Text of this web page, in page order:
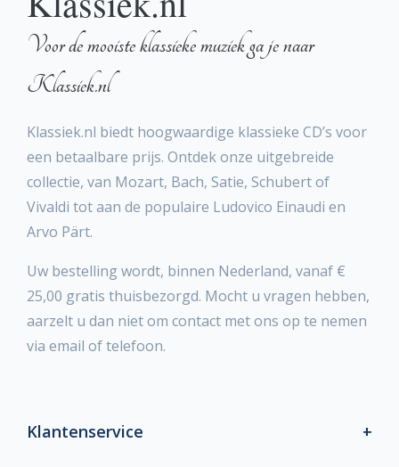
Voor de mooiste klassieke muziek ga je naar
Klassiek.nl
Klassiek.nl biedt hoogwaardige klassieke CD’s voor
een betaalbare prijs. Ontdek onze uitgebreide
collectie, van Mozart, Bach, Satie, Schubert of
Vivaldi tot aan de populaire Ludovico Einaudi en
Arvo Pärt.
Uw bestelling wordt, binnen Nederland, vanaf €
25,00 gratis thuisbezorgd. Mocht u vragen hebben,
aarzelt u dan niet om contact met ons op te nemen
via email of telefoon.
Klantenservice